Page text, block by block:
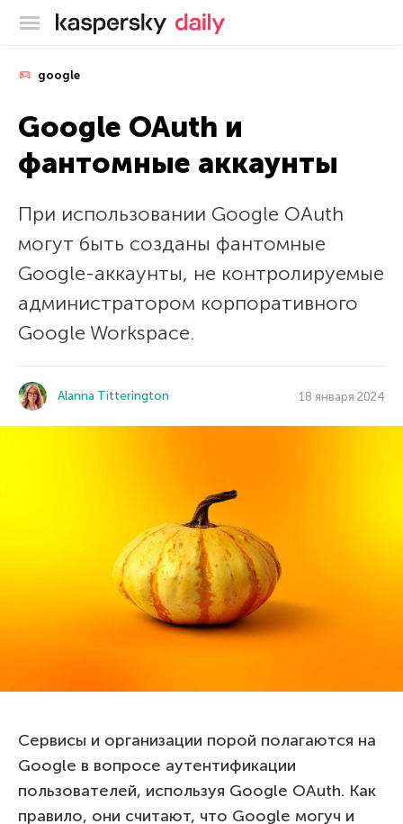
Блог Касперского
google
Google OAuth и
фантомные аккаунты
При использовании Google OAuth
могут быть созданы фантомные
Google-аккаунты, не контролируемые
администратором корпоративного
Google Workspace.
Alanna Titterington 18 января 2024
Сервисы и организации порой полагаются на
Google в вопросе аутентификации
пользователей, используя Google OAuth. Как
правило, они считают, что Google могуч и